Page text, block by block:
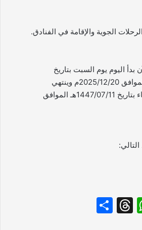
الجوية والإقامة في الفنادق.
بدأ اليوم يوم السبت بتاريخ
1447/06/29هـ الموافق 2025/12/20م وينتهي
التقديم يوم الأربعاء بتاريخ 1447/07/11هـ الموافق
W
T